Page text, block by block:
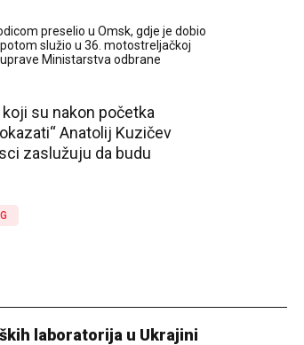
preselio u Omsk, gdje je dobio
služio u 36. motostreljačkoj
Ministarstva odbrane
su nakon početka
Anatolij Kuzičev
zaslužuju da budu
laboratorija u Ukrajini